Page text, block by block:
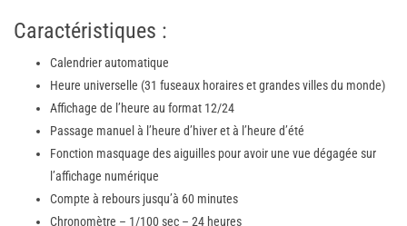
Caractéristiques :
Calendrier automatique
Heure universelle (31 fuseaux horaires et grandes villes du monde)
Affichage de l’heure au format 12/24
Passage manuel à l’heure d’hiver et à l’heure d’été
Fonction masquage des aiguilles pour avoir une vue dégagée sur
l’affichage numérique
Compte à rebours jusqu’à 60 minutes
Chronomètre – 1/100 sec – 24 heures